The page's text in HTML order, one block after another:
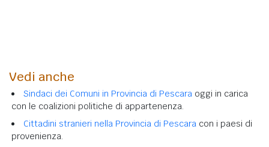
Vedi anche
Sindaci dei Comuni in Provincia di Pescara oggi in carica
con le coalizioni politiche di appartenenza.
Cittadini stranieri nella Provincia di Pescara con i paesi di
provenienza.